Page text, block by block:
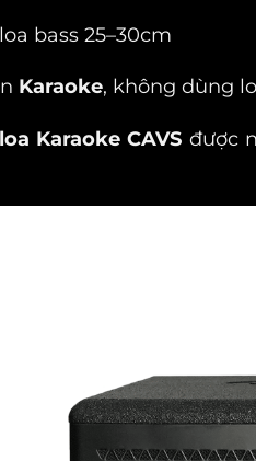
bass 25–30cm
Karaoke, không dùng
loa Karaoke CAVS được